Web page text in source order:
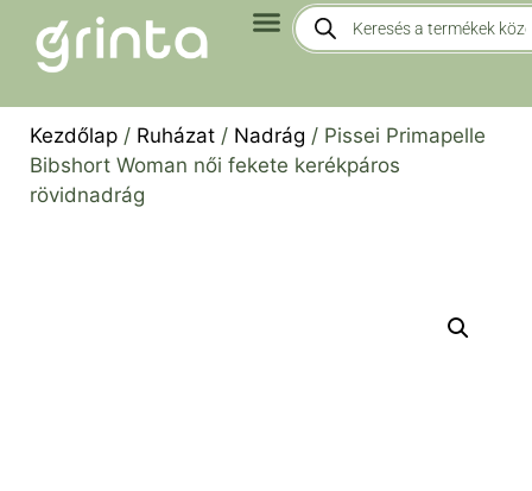
Kezdőlap / Ruházat / Nadrág / Pissei Primapelle
Bibshort Woman női fekete kerékpáros
rövidnadrág